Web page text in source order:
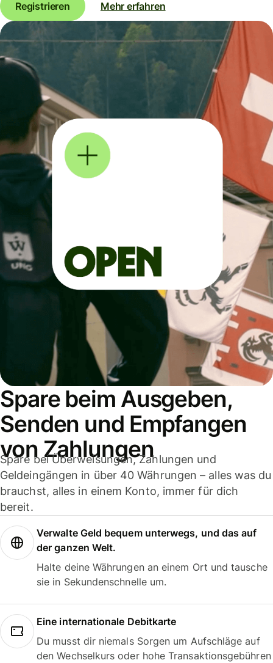
Registrieren Mehr erfahren
Spare beim Ausgeben,
Senden und Empfangen
von Zahlungen
Spare bei Überweisungen, Zahlungen und
Geldeingängen in über 40 Währungen – alles was du
brauchst, alles in einem Konto, immer für dich
bereit.
Verwalte Geld bequem unterwegs, und das auf
der ganzen Welt.
Halte deine Währungen an einem Ort und tausche
sie in Sekundenschnelle um.
Eine internationale Debitkarte
Du musst dir niemals Sorgen um Aufschläge auf
den Wechselkurs oder hohe Transaktionsgebühren